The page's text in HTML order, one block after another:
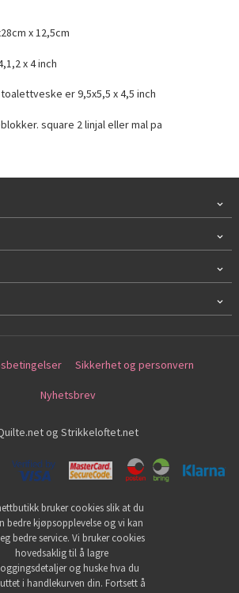
x 12,5cm
x 4 inch
er 9,5x5,5 x 4,5 inch
square 2 linjal eller mal pa
Sikkerhet og personvern
Nyhetsbrev
og Strikkeloftet.net
bruker cookies slik at du
bedre kjøpsopplevelse og vi kan
bedre service. Vi bruker cookies
hovedsaklig til å lagre
og huske hva du
i handlekurven din. Fortsett å